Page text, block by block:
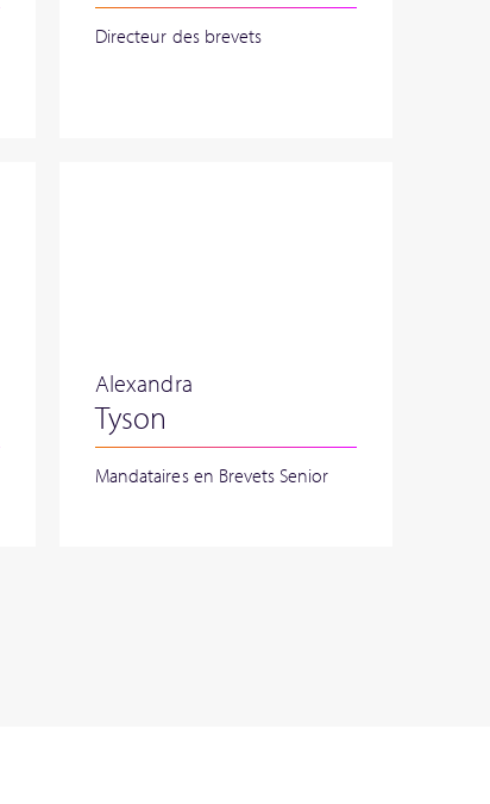
Directeur des brevets
Alexandra
Tyson
Mandataires en Brevets Senior